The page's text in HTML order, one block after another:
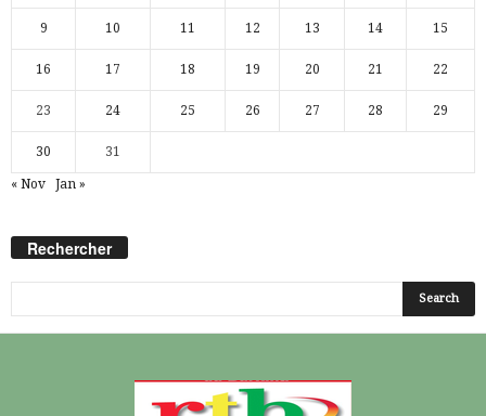
9 10 11 12 13 14 15
16 17 18 19 20 21 22
23 24 25 26 27 28 29
30 31
« Nov Jan »
Rechercher